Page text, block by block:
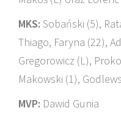
MKS: Sobański (5),
Thiago, Faryna (22),
Gregorowicz (L),
Makowski (1),
MVP: Dawid Gunia